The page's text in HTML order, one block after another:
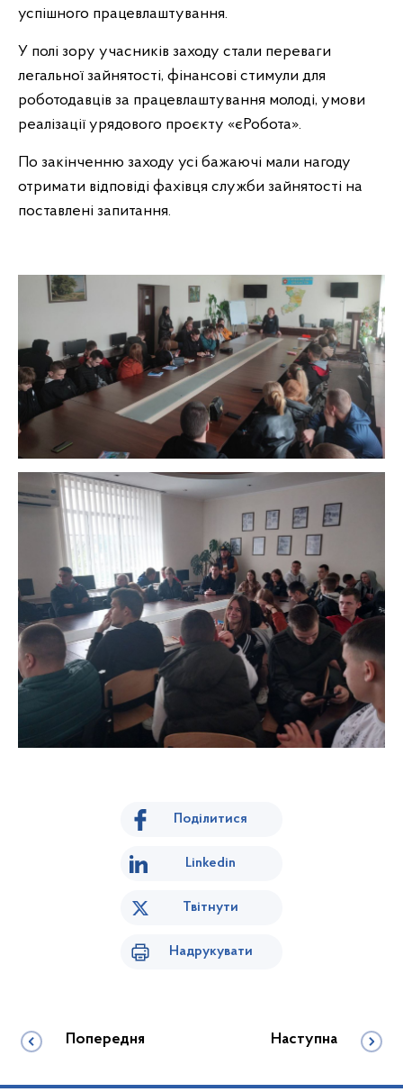
успішного працевлаштування.
У полі зору учасників заходу стали переваги
легальної зайнятості, фінансові стимули для
роботодавців за працевлаштування молоді, умови
реалізації урядового проєкту «єРобота».
По закінченню заходу усі бажаючі мали нагоду
отримати відповіді фахівця служби зайнятості на
поставлені запитання.
Поділитися
Linkedin
Твітнути
Надрукувати
Попередня Наступна